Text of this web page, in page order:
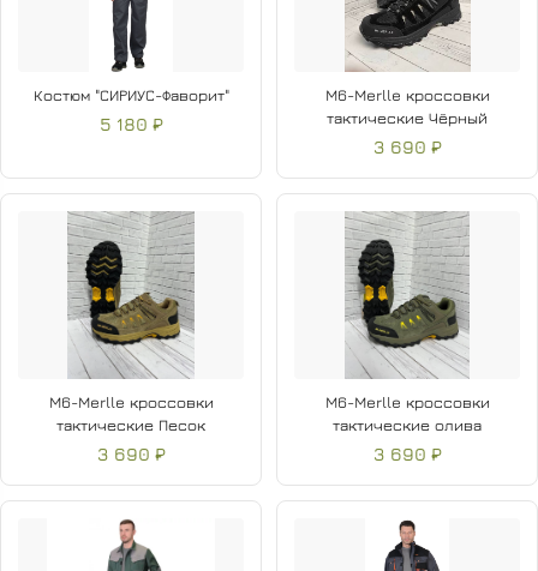
Костюм "СИРИУС-Фаворит"
5 180 ₽
M6-Merlle кроссовки
тактические Чёрный
3 690 ₽
M6-Merlle кроссовки
тактические Песок
3 690 ₽
M6-Merlle кроссовки
тактические олива
3 690 ₽